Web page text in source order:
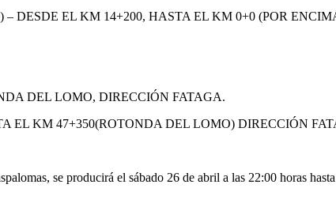
DESDE EL KM 14+200, HASTA EL KM 0+0 (POR
DEL LOMO, DIRECCIÓN FATAGA.
EL KM 47+350(ROTONDA DEL LOMO) DIRECCIÓN
se producirá el sábado 26 de abril a las 22:00 horas